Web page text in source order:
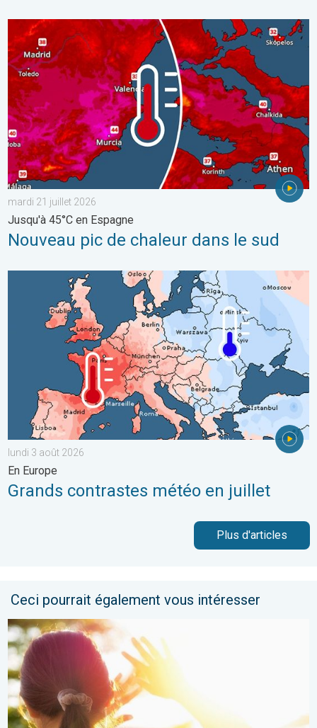
Nouveau pic de chaleur dans le sud. Jusqu'à 45°C en
mardi 21 juillet 2026
Jusqu'à 45°C en Espagne
Nouveau pic de chaleur dans le sud
Grands contrastes météo en juillet. En Europe. . . lundi 3 août
lundi 3 août 2026
En Europe
Grands contrastes météo en juillet
Plus d'articles
Ceci pourrait également vous intéresser
Le soleil s'impose franchement partout. Météo de votre